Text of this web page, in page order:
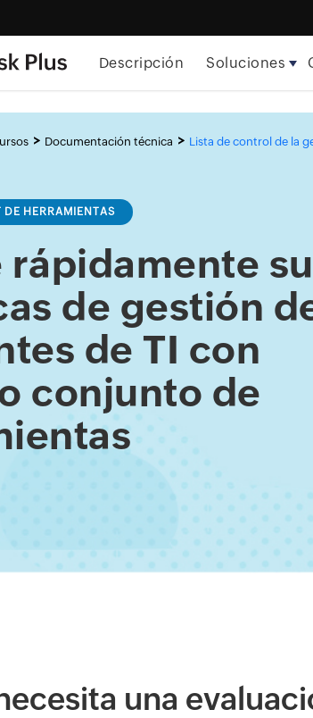
Descripción Soluciones
> Documentación técnica > Lista de control de la
DE HERRAMIENTAS
rápidamente
de gestión
de TI con
conjunto de
una